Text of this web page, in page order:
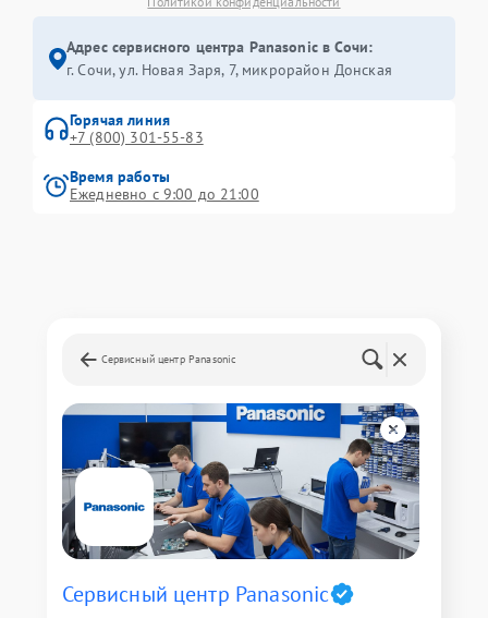
Адрес сервисного центра Panasonic в Сочи:
г. Сочи, ул. Новая Заря, 7, микрорайон Донская
Горячая линия
+7 (800) 301-55-83
Время работы
Ежедневно с 9:00 до 21:00
Сервисный центр Panasonic
Сервисный центр Panasonic